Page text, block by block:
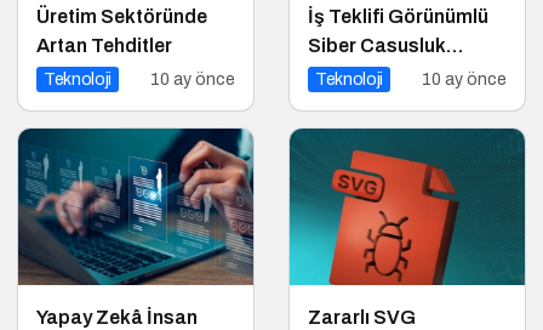
Üretim Sektöründe
Artan Tehditler
Teknoloji 10 ay önce
İş Teklifi Görünümlü
Siber Casusluk
Operasyonu
Teknoloji 10 ay önce
Yapay Zekâ İnsan
Zararlı SVG